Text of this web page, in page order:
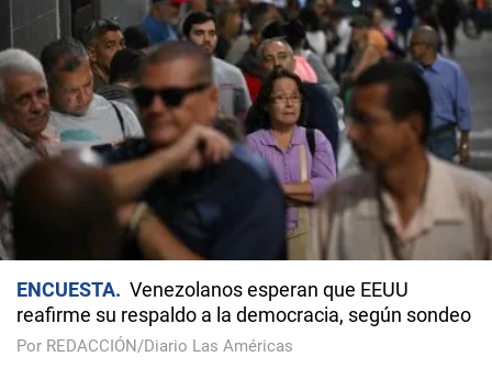
ENCUESTA
Venezolanos esperan que EEUU
reafirme su respaldo a la democracia, según sondeo
Por REDACCIÓN/Diario Las Américas